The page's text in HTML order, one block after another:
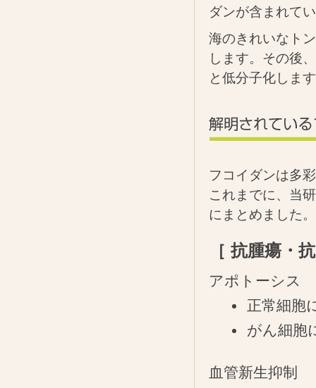
ダンが含まれて
海のきれいなト
します。その後
と低分子化しま
フコイダンは多
これまでに、当
にまとめました。
［ 抗腫瘍・
アポトーシス
正常細胞
がん細胞
血管新生抑制